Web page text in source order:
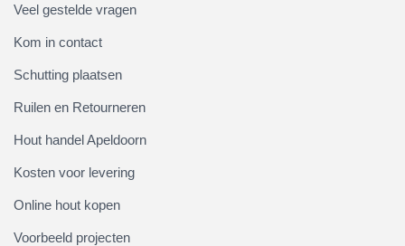
Veel gestelde vragen
Kom in contact
Schutting plaatsen
Ruilen en Retourneren
Hout handel Apeldoorn
Kosten voor levering
Online hout kopen
Voorbeeld projecten